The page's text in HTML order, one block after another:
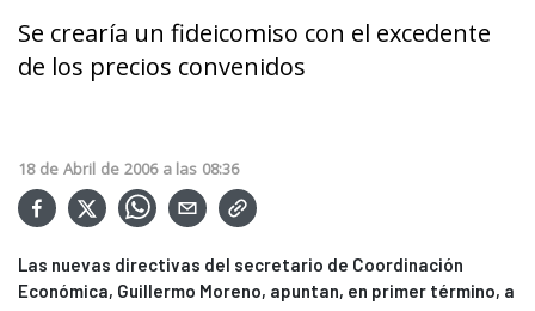
Se crearía un fideicomiso con el excedente
de los precios convenidos
18 de Abril de 2006 a las 08:36
Las nuevas directivas del secretario de Coordinación
Económica, Guillermo Moreno, apuntan, en primer término, a